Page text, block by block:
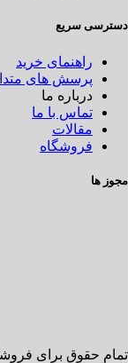
دسترسی سریع
راهنمای خرید
پرسش های
درباره ما
تماس با ما
مقالات
فروشگاه
مجوز ها
تمام حقوق برای